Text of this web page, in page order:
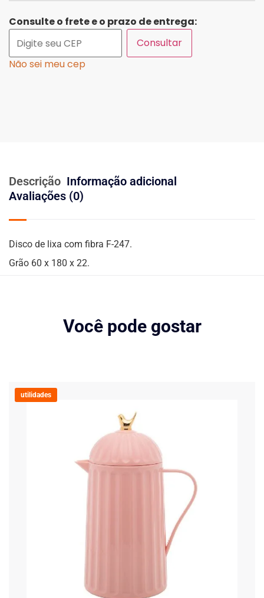
Consulte o frete e o prazo de entrega:
Consultar
Não sei meu cep
Descrição Informação adicional
Avaliações (0)
Disco de lixa com fibra F-247.
Grão 60 x 180 x 22.
Você pode gostar
utilidades